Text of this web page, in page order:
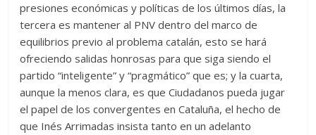
presiones económicas y políticas de los últimos días, la
tercera es mantener al PNV dentro del marco de
equilibrios previo al problema catalán, esto se hará
ofreciendo salidas honrosas para que siga siendo el
partido “inteligente” y “pragmático” que es; y la cuarta,
aunque la menos clara, es que Ciudadanos pueda jugar
el papel de los convergentes en Cataluña, el hecho de
que Inés Arrimadas insista tanto en un adelanto